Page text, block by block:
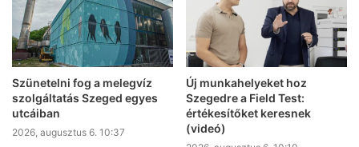
Szünetelni fog a melegvíz
szolgáltatás Szeged egyes
utcáiban
2026, augusztus 6. 10:37
Új munkahelyeket hoz
Szegedre a Field Test:
értékesítőket keresnek
(videó)